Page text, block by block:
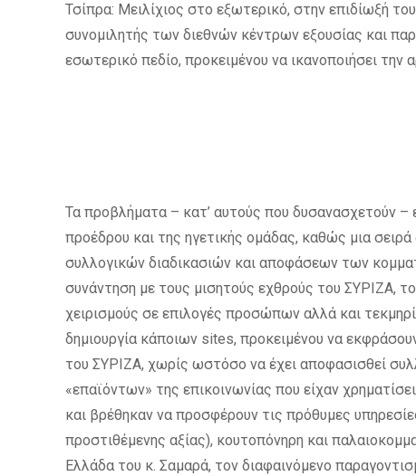
Τσίπρα: Μειλίχιος στο εξωτερικό, στην επιδίωξή
συνομιλητής των διεθνών κέντρων εξουσίας και
εσωτερικό πεδίο, προκειμένου να ικανοποιήσει
Τα προβλήματα – κατ’ αυτούς που δυσανασχετούν –
προέδρου και της ηγετικής ομάδας, καθώς μια
συλλογικών διαδικασιών και αποφάσεων των
συνάντηση με τους μισητούς εχθρούς του ΣΥΡΙΖΑ,
χειρισμούς σε επιλογές προσώπων αλλά και
δημιουργία κάποιων sites, προκειμένου να
του ΣΥΡΙΖΑ, χωρίς ωστόσο να έχει αποφασισθεί
«επαϊόντων» της επικοινωνίας που είχαν
και βρέθηκαν να προσφέρουν τις πρόθυμες
προστιθέμενης αξίας), κουτοπόνηρη και
Ελλάδα του κ. Σαμαρά, τον διαφαινόμενο